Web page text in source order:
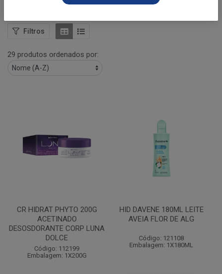
PERFUMARIA HIDRATANTE
Filtros
29 produtos ordenados por:
CR HIDRAT PHYTO 200G
ACETINADO
DESOSDORANTE CORP LUNA
DOLCE
Código: 112199
Embalagem: 1X200G
HID DAVENE 180ML LEITE
AVEIA FLOR DE ALG
Código: 121108
Embalagem: 1X180ML